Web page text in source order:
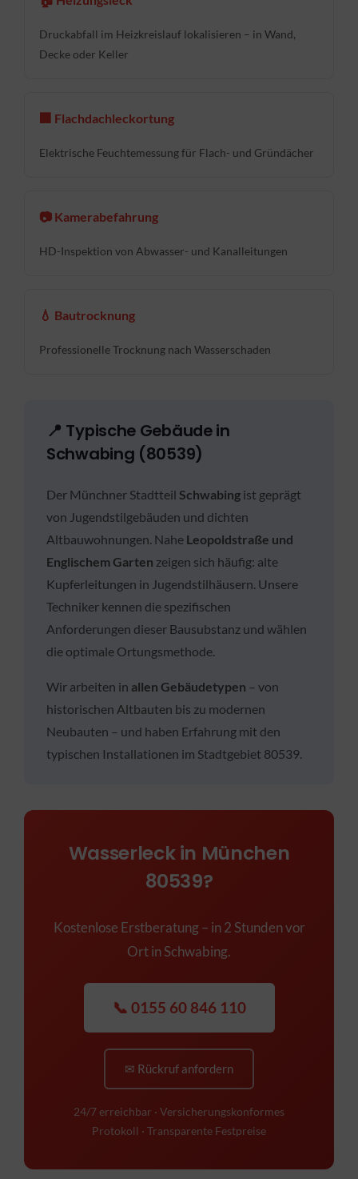
Druckabfall im Heizkreislauf lokalisieren – in Wand,
Decke oder Keller
🏢 Flachdachleckortung
Elektrische Feuchtemessung für Flach- und Gründächer
📷 Kamerabefahrung
HD-Inspektion von Abwasser- und Kanalleitungen
💧 Bautrocknung
Professionelle Trocknung nach Wasserschaden
📍 Typische Gebäude in
Schwabing (80539)
Der Münchner Stadtteil Schwabing ist geprägt
von Jugendstilgebäuden und dichten
Altbauwohnungen. Nahe Leopoldstraße und
Englischem Garten zeigen sich häufig: alte
Kupferleitungen in Jugendstilhäusern. Unsere
Techniker kennen die spezifischen
Anforderungen dieser Bausubstanz und wählen
die optimale Ortungsmethode.
Wir arbeiten in allen Gebäudetypen – von
historischen Altbauten bis zu modernen
Neubauten – und haben Erfahrung mit den
typischen Installationen im Stadtgebiet 80539.
Wasserleck in München
80539?
Kostenlose Erstberatung – in 2 Stunden vor
Ort in Schwabing.
📞 0155 60 846 110
✉ Rückruf anfordern
24/7 erreichbar · Versicherungskonformes
Protokoll · Transparente Festpreise